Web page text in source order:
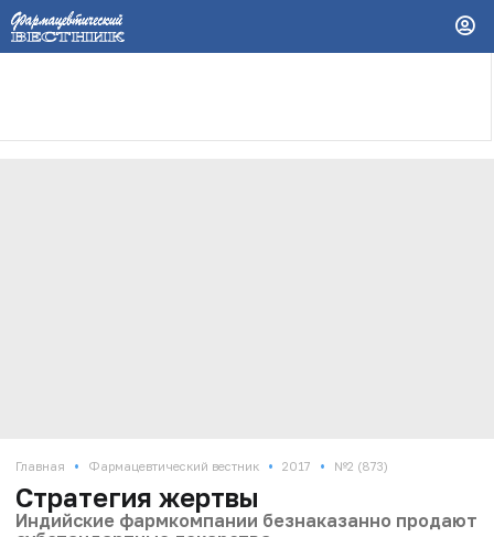
Главная • Фармацевтический вестник • 2017 • №2 (873)
Стратегия жертвы
Индийские фармкомпании безнаказанно продают